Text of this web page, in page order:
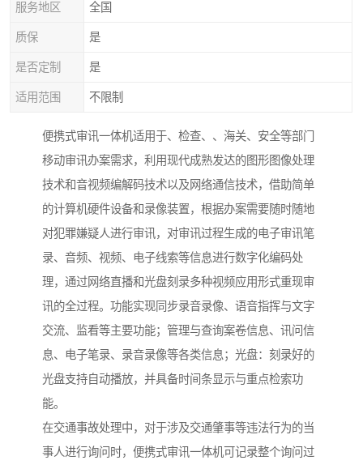
服务地区 全国
质保 是
是否定制 是
适用范围 不限制
便携式审讯一体机适用于、检查、、海关、安全等部门
移动审讯办案需求，利用现代成熟发达的图形图像处理
技术和音视频编解码技术以及网络通信技术，借助简单
的计算机硬件设备和录像装置，根据办案需要随时随地
对犯罪嫌疑人进行审讯，对审讯过程生成的电子审讯笔
录、音频、视频、电子线索等信息进行数字化编码处
理，通过网络直播和光盘刻录多种视频应用形式重现审
讯的全过程。功能实现同步录音录像、语音指挥与文字
交流、监看等主要功能；管理与查询案卷信息、讯问信
息、电子笔录、录音录像等各类信息；光盘：刻录好的
光盘支持自动播放，并具备时间条显示与重点检索功
能。
在交通事故处理中，对于涉及交通肇事等违法行为的当
事人进行询问时，便携式审讯一体机可记录整个询问过